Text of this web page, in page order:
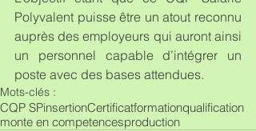
Polyvalent puisse être un atout reconnu
auprès des employeurs qui auront ainsi
un personnel capable d’intégrer un
poste avec des bases attendues.
Mots-clés :
CQP SPinsertionCertificatformationqualification
monte en competencesproduction